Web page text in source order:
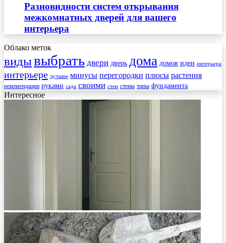
Разновидности систем открывания
межкомнатных дверей для вашего
интерьера
Облако меток
видывыбрать двери дверь дома домов идеи интерьера
интерьере лучшие минусы перегородки плюсы растения
рекомендации руками сада своими стен стены типы фундамента
Интересное